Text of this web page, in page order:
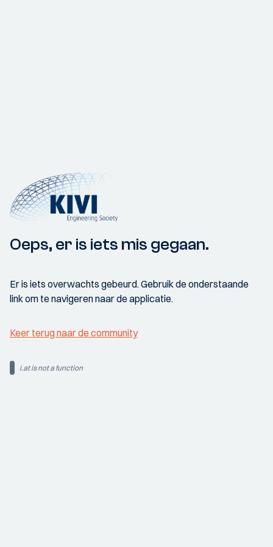
Oeps, er is iets mis gegaan.
Er is iets overwachts gebeurd. Gebruik de onderstaande
link om te navigeren naar de applicatie.
Keer terug naar de community
i.at is not a function